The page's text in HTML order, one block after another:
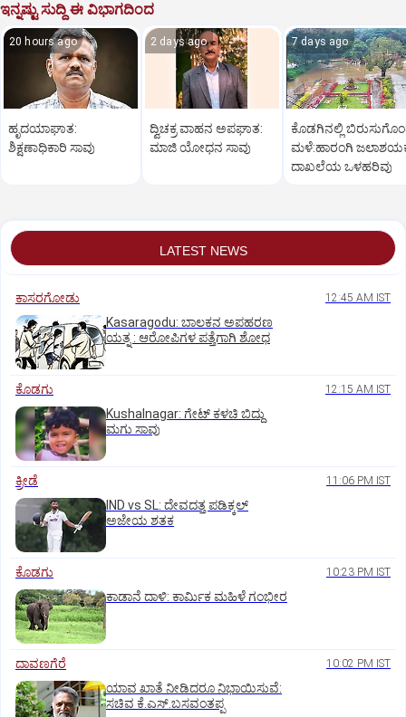
ಇನ್ನಷ್ಟು ಸುದ್ದಿ ಈ ವಿಭಾಗದಿಂದ
20 hours ago
ಹೃದಯಾಘಾತ:
ಶಿಕ್ಷಣಾಧಿಕಾರಿ ಸಾವು
2 days ago
ದ್ವಿಚಕ್ರ ವಾಹನ ಅಪಘಾತ:
ಮಾಜಿ ಯೋಧನ ಸಾವು
7 days ago
ಕೊಡಗಿನಲ್ಲಿ
ಮಳೆ:ಹಾರಂಗಿ
ದಾಖಲೆಯ ಒಳಹರಿವು
LATEST NEWS
ಕಾಸರಗೋಡು 12:45 AM IST
Kasaragodu: ಬಾಲಕನ ಅಪಹರಣ
ಯತ್ನ : ಆರೋಪಿಗಳ ಪತ್ತೆಗಾಗಿ ಶೋಧ
ಕೊಡಗು 12:15 AM IST
Kushalnagar: ಗೇಟ್ ಕಳಚಿ ಬಿದ್ದು
ಮಗು ಸಾವು
ಕ್ರೀಡೆ 11:06 PM IST
IND vs SL: ದೇವದತ್ತ ಪಡಿಕ್ಕಲ್‌
ಅಜೇಯ ಶತಕ
ಕೊಡಗು 10:23 PM IST
ಕಾಡಾನೆ ದಾಳಿ: ಕಾರ್ಮಿಕ ಮಹಿಳೆ ಗಂಭೀರ
ದಾವಣಗೆರೆ 10:02 PM IST
ಯಾವ ಖಾತೆ ನೀಡಿದರೂ ನಿಭಾಯಿಸುವೆ:
ಸಚಿವ ಕೆ.ಎಸ್.ಬಸವಂತಪ್ಪ